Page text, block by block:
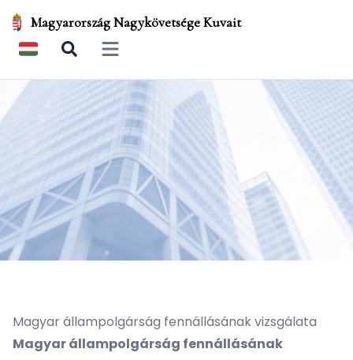
Magyarország Nagykövetsége Kuvait
Open main menu
Magyar állampolgárság fennállásának vizsgálata
Magyar állampolgárság fennállásának